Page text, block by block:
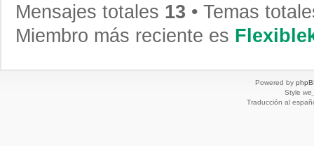
Mensajes totales 13 • Temas
Miembro más reciente es
Powered by
Style
Traducción al